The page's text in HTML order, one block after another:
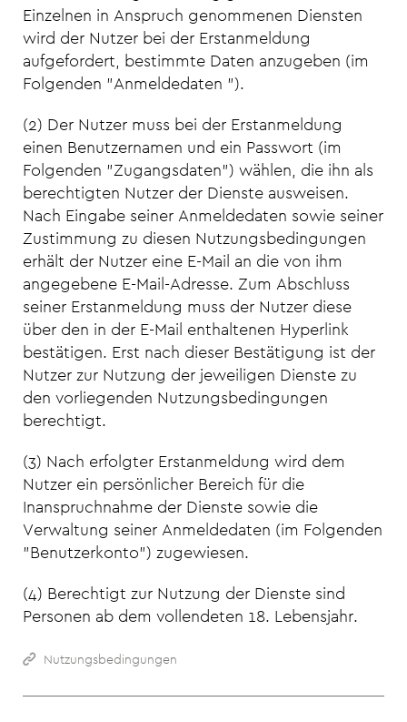
Einzelnen in Anspruch genommenen Diensten
wird der Nutzer bei der Erstanmeldung
aufgefordert, bestimmte Daten anzugeben (im
Folgenden "Anmeldedaten ").
(2) Der Nutzer muss bei der Erstanmeldung
einen Benutzernamen und ein Passwort (im
Folgenden "Zugangsdaten") wählen, die ihn als
berechtigten Nutzer der Dienste ausweisen.
Nach Eingabe seiner Anmeldedaten sowie seiner
Zustimmung zu diesen Nutzungsbedingungen
erhält der Nutzer eine E-Mail an die von ihm
angegebene E-Mail-Adresse. Zum Abschluss
seiner Erstanmeldung muss der Nutzer diese
über den in der E-Mail enthaltenen Hyperlink
bestätigen. Erst nach dieser Bestätigung ist der
Nutzer zur Nutzung der jeweiligen Dienste zu
den vorliegenden Nutzungsbedingungen
berechtigt.
(3) Nach erfolgter Erstanmeldung wird dem
Nutzer ein persönlicher Bereich für die
Inanspruchnahme der Dienste sowie die
Verwaltung seiner Anmeldedaten (im Folgenden
"Benutzerkonto") zugewiesen.
(4) Berechtigt zur Nutzung der Dienste sind
Personen ab dem vollendeten 18. Lebensjahr.
Nutzungsbedingungen